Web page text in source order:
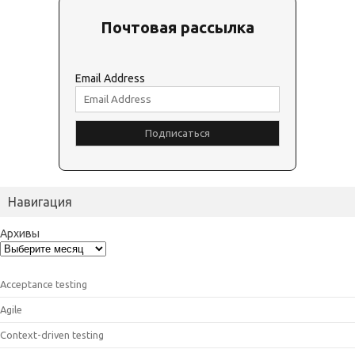
Почтовая рассылка
Email Address
Навигация
Архивы
Acceptance testing
Agile
Context-driven testing